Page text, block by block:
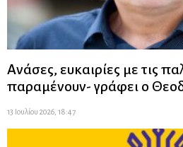
Ανάσες, ευκαιρίες με τις
παραμένουν- γράφει ο
13 Ιουλίου 2026, 18:47